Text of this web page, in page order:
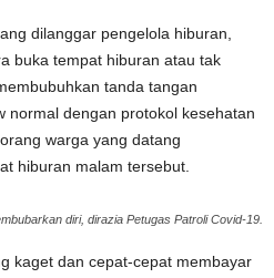
dilanggar pengelola hiburan,
buka tempat hiburan atau tak
tanda tangan
normal dengan protokol kesehatan
warga yang datang
hiburan malam tersebut.
diri, dirazia Petugas Patroli Covid-19.
kaget dan cepat-cepat membayar